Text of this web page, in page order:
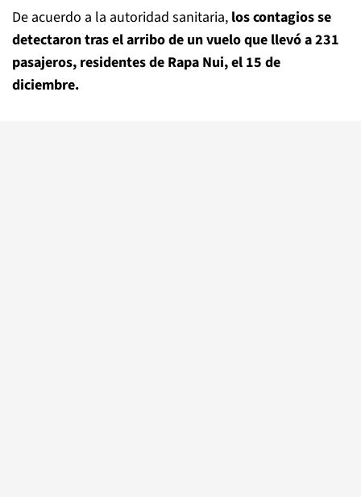
De acuerdo a la autoridad sanitaria, los contagios se
detectaron tras el arribo de un vuelo que llevó a 231
pasajeros, residentes de Rapa Nui, el 15 de
diciembre.